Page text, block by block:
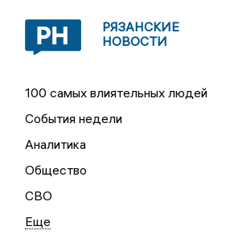
РЯЗАНСКИЕ
НОВОСТИ
100 самых влиятельных людей
События недели
Аналитика
Общество
СВО